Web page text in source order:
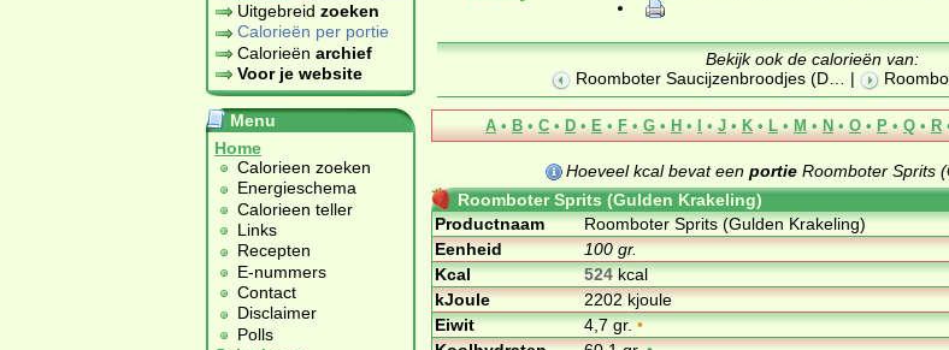
Uitgebreid zoeken
Calorieën per portie
Calorieën archief
Voor je website
Menu
Home
Calorieen zoeken
Energieschema
Calorieen teller
Links
Recepten
E-nummers
Contact
Disclaimer
Polls
Bekijk ook de calorieën van:
Roomboter Saucijzenbroodjes (D… |
A • B • C • D • E • F • G • H • I • J • K • L • M • N • O • P • Q • R
Hoeveel kcal bevat een portie Roomboter Sprits
Roomboter Sprits (Gulden Krakeling)
Productnaam
Roomboter Sprits (Gulden Krakeling)
Eenheid
100 gr.
Kcal
524kcal
kJoule
2202 kjoule
Eiwit
4,7 gr.•